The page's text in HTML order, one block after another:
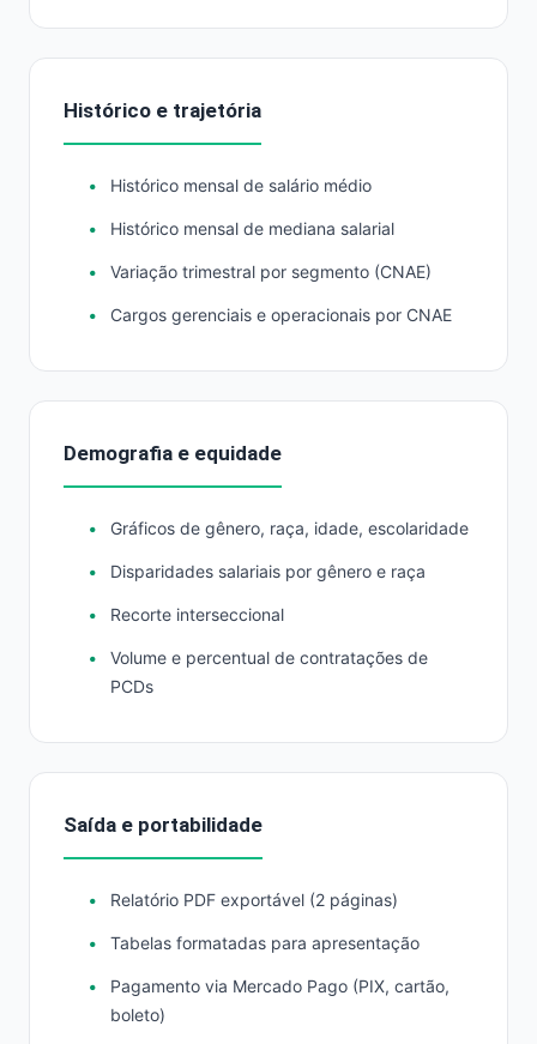
Histórico e trajetória
Histórico mensal de salário médio
Histórico mensal de mediana salarial
Variação trimestral por segmento (CNAE)
Cargos gerenciais e operacionais por CNAE
Demografia e equidade
Gráficos de gênero, raça, idade, escolaridade
Disparidades salariais por gênero e raça
Recorte interseccional
Volume e percentual de contratações de
PCDs
Saída e portabilidade
Relatório PDF exportável (2 páginas)
Tabelas formatadas para apresentação
Pagamento via Mercado Pago (PIX, cartão,
boleto)